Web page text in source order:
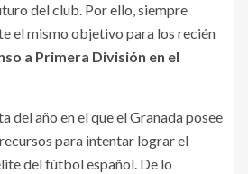
del club. Por ello, siempre
el mismo objetivo para los recién
a Primera División en el
del año en el que el Granada posee
para intentar lograr el
del fútbol español. De lo